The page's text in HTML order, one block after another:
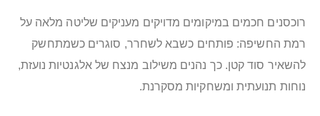
רוכסנים חכמים במיקומים מדויקים מעניקים שליטה מלאה על
רמת החשיפה: פותחים כשבא לשחרר, סוגרים כשמתחשק
להשאיר סוד קטן. כך נהנים משילוב מנצח של אלגנטיות נועזת,
נוחות תנועתית ומשחקיות מסקרנת.